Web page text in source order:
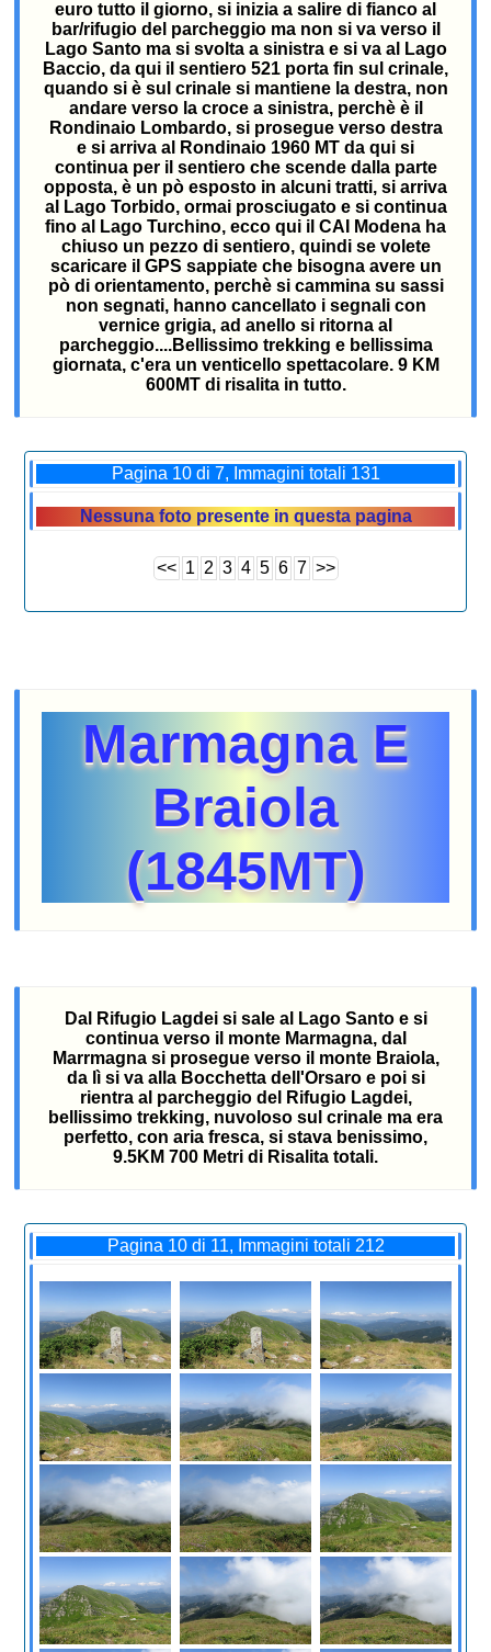
euro tutto il giorno, si inizia a salire di fianco al
bar/rifugio del parcheggio ma non si va verso il
Lago Santo ma si svolta a sinistra e si va al Lago
Baccio, da qui il sentiero 521 porta fin sul crinale,
quando si è sul crinale si mantiene la destra, non
andare verso la croce a sinistra, perchè è il
Rondinaio Lombardo, si prosegue verso destra
e si arriva al Rondinaio 1960 MT da qui si
continua per il sentiero che scende dalla parte
opposta, è un pò esposto in alcuni tratti, si arriva
al Lago Torbido, ormai prosciugato e si continua
fino al Lago Turchino, ecco qui il CAI Modena ha
chiuso un pezzo di sentiero, quindi se volete
scaricare il GPS sappiate che bisogna avere un
pò di orientamento, perchè si cammina su sassi
non segnati, hanno cancellato i segnali con
vernice grigia, ad anello si ritorna al
parcheggio....Bellissimo trekking e bellissima
giornata, c'era un venticello spettacolare. 9 KM
600MT di risalita in tutto.
Pagina 10 di 7, Immagini totali 131
Nessuna foto presente in questa pagina
<< 1 2 3 4 5 6 7 >>
Marmagna E
Braiola
(1845MT)
Dal Rifugio Lagdei si sale al Lago Santo e si
continua verso il monte Marmagna, dal
Marrmagna si prosegue verso il monte Braiola,
da lì si va alla Bocchetta dell'Orsaro e poi si
rientra al parcheggio del Rifugio Lagdei,
bellissimo trekking, nuvoloso sul crinale ma era
perfetto, con aria fresca, si stava benissimo,
9.5KM 700 Metri di Risalita totali.
Pagina 10 di 11, Immagini totali 212